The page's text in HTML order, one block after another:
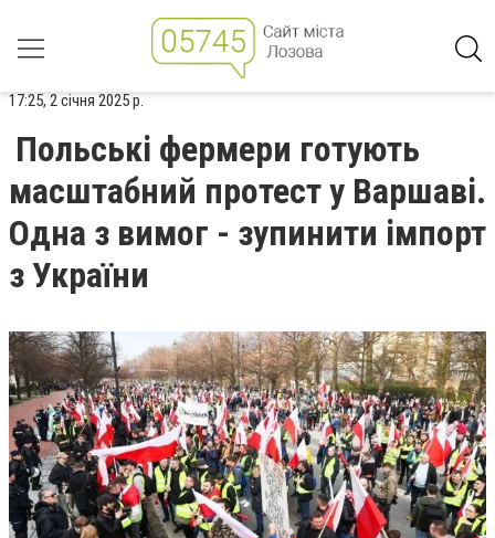
17:25, 2 січня 2025 р.
Польські фермери готують
масштабний протест у Варшаві.
Одна з вимог - зупинити імпорт
з України